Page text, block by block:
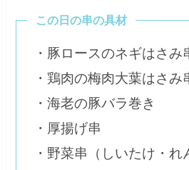
この日の串の具材
・豚ロースのネギはさみ
・鶏肉の梅肉大葉はさみ
・海老の豚バラ巻き
・厚揚げ串
・野菜串（しいたけ・れ